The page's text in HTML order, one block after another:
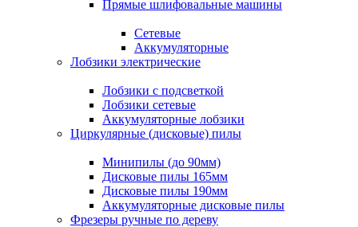
Прямые шлифовальные машины
Сетевые
Аккумуляторные
Лобзики электрические
Лобзики с подсветкой
Лобзики сетевые
Аккумуляторные лобзики
Циркулярные (дисковые) пилы
Минипилы (до 90мм)
Дисковые пилы 165мм
Дисковые пилы 190мм
Аккумуляторные дисковые пилы
Фрезеры ручные по дереву